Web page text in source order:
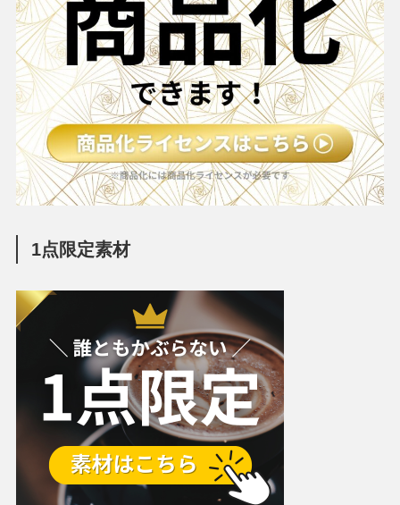
1点限定素材